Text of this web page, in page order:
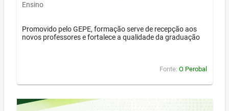
Ensino
Promovido pelo GEPE, formação serve de recepção aos
novos professores e fortalece a qualidade da graduação
Fonte: O Perobal